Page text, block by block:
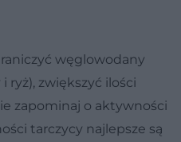
węglowodany
ryż), zwiększyć ilości
zapominaj o aktywności
tarczycy najlepsze są